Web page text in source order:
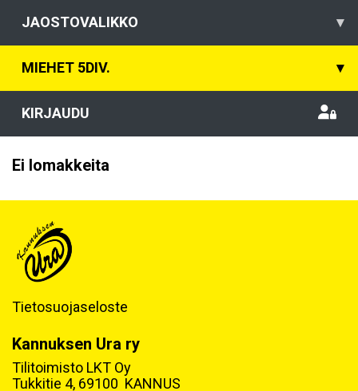
JAOSTOVALIKKO ▾
MIEHET 5DIV. ▾
KIRJAUDU
Ei lomakkeita
Tietosuojaseloste
Kannuksen Ura ry
Tilitoimisto LKT Oy
Tukkitie 4, 69100 KANNUS